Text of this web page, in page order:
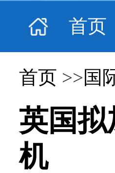
首页
首页 >>国
英国
机